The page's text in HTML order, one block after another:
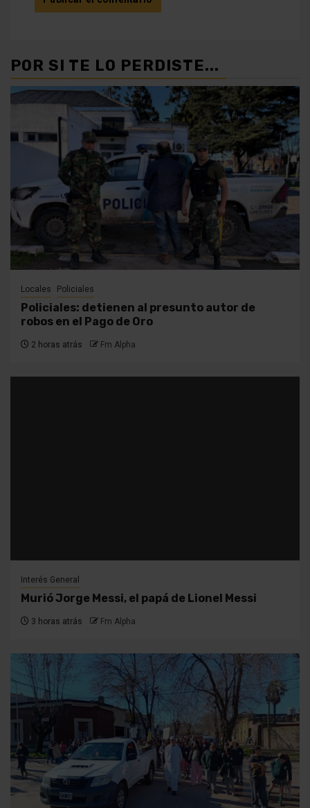
POR SI TE LO PERDISTE...
Locales Policiales
Policiales: detienen al presunto autor de
robos en el Pago de Oro
2 horas atrás Fm Alpha
Interés General
Murió Jorge Messi, el papá de Lionel Messi
3 horas atrás Fm Alpha